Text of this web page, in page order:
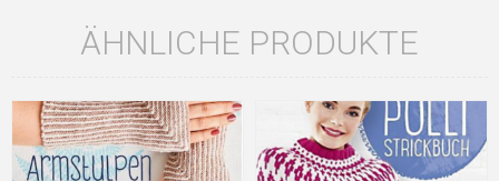
ÄHNLICHE PRODUKTE